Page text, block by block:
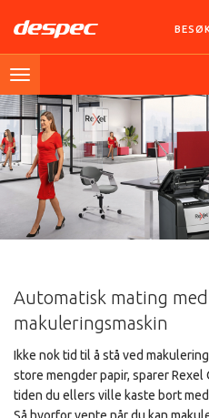
Automatisk mating
makuleringsmaskin
Ikke nok tid til å stå ved
store mengder papir, sparer Rexel
tiden du ellers ville kaste bort